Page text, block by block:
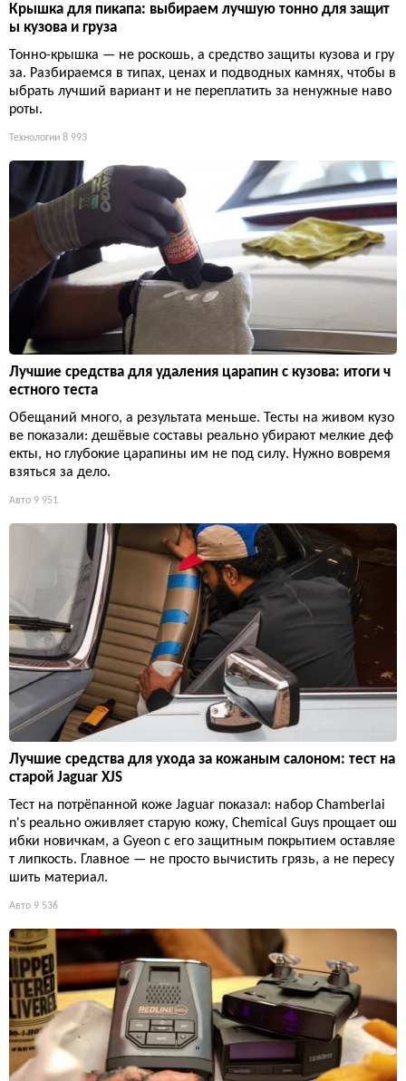
Крышка для пикапа: выбираем лучшую тонно для защит
ы кузова и груза
Тонно-крышка — не роскошь, а средство защиты кузова и гру
за. Разбираемся в типах, ценах и подводных камнях, чтобы в
ыбрать лучший вариант и не переплатить за ненужные наво
роты.
Технологии 8 993
Лучшие средства для удаления царапин с кузова: итоги ч
естного теста
Обещаний много, а результата меньше. Тесты на живом кузо
ве показали: дешёвые составы реально убирают мелкие деф
екты, но глубокие царапины им не под силу. Нужно вовремя
взяться за дело.
Авто 9 951
Лучшие средства для ухода за кожаным салоном: тест на
старой Jaguar XJS
Тест на потрёпанной коже Jaguar показал: набор Chamberlai
n's реально оживляет старую кожу, Chemical Guys прощает ош
ибки новичкам, а Gyeon с его защитным покрытием оставляе
т липкость. Главное — не просто вычистить грязь, а не пересу
шить материал.
Авто 9 536